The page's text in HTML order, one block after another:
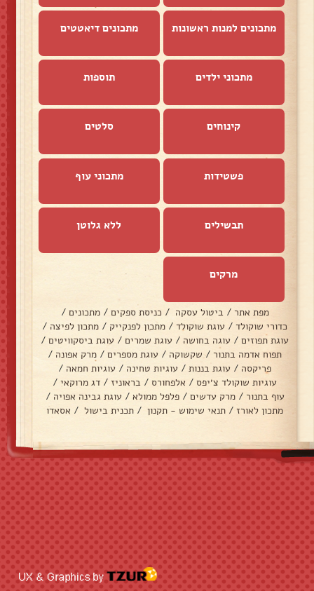
מתכונים למנות ראשונות מתכונים דיאטטים
מתכוני ילדים תוספות
קינוחים סלטים
פשטידות מתכוני עוף
תבשילים ללא גלוטן
מרקים
מפת אתר / ביטול עסקה / כניסת ספקים / מתכונים /
כדורי שוקולד / עוגת שוקולד / מתכון לפנקייק / מתכון לפיצה /
עוגת תפוזים / עוגה בחושה / עוגת שמרים / עוגת ביסקוויטים /
תפוח אדמה בתנור / שקשוקה / עוגת מספרים / מרק אפונה /
פריקסה / עוגת בננות / עוגיות טחינה / עוגיות חמאה /
עוגיות שוקולד צ׳יפס / אלפחורס / בראוניז / דג מרוקאי /
עוף בתנור / מרק עדשים / פלפל ממולא / עוגת גבינה אפויה /
מתכון לאורז / תנאי שימוש - תקנון / תכנית בישול / אסאדו